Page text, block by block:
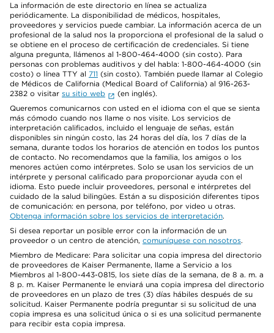
La información de este directorio en línea se actualiza
periódicamente. La disponibilidad de médicos, hospitales,
proveedores y servicios puede cambiar. La información acerca de un
profesional de la salud nos la proporciona el profesional de la salud o
se obtiene en el proceso de certificación de credenciales. Si tiene
alguna pregunta, llámenos al 1-800-464-4000 (sin costo). Para
personas con problemas auditivos y del habla: 1-800-464-4000 (sin
costo) o línea TTY al 711 (sin costo). También puede llamar al Colegio
de Médicos de California (Medical Board of California) al 916-263-
2382 o visitar su sitio web
(en inglés).
Queremos comunicarnos con usted en el idioma con el que se sienta
más cómodo cuando nos llame o nos visite. Los servicios de
interpretación calificados, incluido el lenguaje de señas, están
disponibles sin ningún costo, las 24 horas del día, los 7 días de la
semana, durante todos los horarios de atención en todos los puntos
de contacto. No recomendamos que la familia, los amigos o los
menores actúen como intérpretes. Solo se usan los servicios de un
intérprete y personal calificado para proporcionar ayuda con el
idioma. Esto puede incluir proveedores, personal e intérpretes del
cuidado de la salud bilingües. Están a su disposición diferentes tipos
de comunicación: en persona, por teléfono, por video u otras.
Obtenga información sobre los servicios de interpretación.
Si desea reportar un posible error con la información de un
proveedor o un centro de atención, comuníquese con nosotros.
Miembro de Medicare: Para solicitar una copia impresa del directorio
de proveedores de Kaiser Permanente, llame a Servicio a los
Miembros al 1-800-443-0815, los siete días de la semana, de 8 a. m. a
8 p. m. Kaiser Permanente le enviará una copia impresa del directorio
de proveedores en un plazo de tres (3) días hábiles después de su
solicitud. Kaiser Permanente podría preguntar si su solicitud de una
copia impresa es una solicitud única o si es una solicitud permanente
para recibir esta copia impresa.